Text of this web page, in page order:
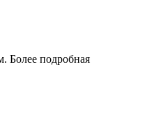
Более подробная